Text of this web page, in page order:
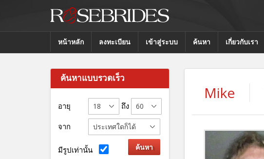
หน้าหลัก ลงทะเบียน เข้าสู่ระบบ ค้นหา เกี่ยวกับเรา
ค้นหาแบบรวดเร็ว
อายุ ถึง
จาก
มีรูปเท่านั้น
Mike